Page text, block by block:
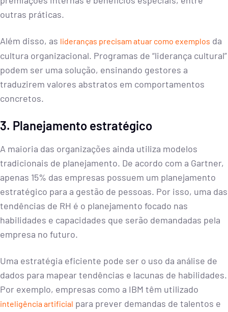
outras práticas.
Além disso, as lideranças precisam atuar como exemplos da
cultura organizacional. Programas de “liderança cultural”
podem ser uma solução, ensinando gestores a
traduzirem valores abstratos em comportamentos
concretos.
3. Planejamento estratégico
A maioria das organizações ainda utiliza modelos
tradicionais de planejamento. De acordo com a Gartner,
apenas 15% das empresas possuem um planejamento
estratégico para a gestão de pessoas. Por isso, uma das
tendências de RH é o planejamento focado nas
habilidades e capacidades que serão demandadas pela
empresa no futuro.
Uma estratégia eficiente pode ser o uso da análise de
dados para mapear tendências e lacunas de habilidades.
Por exemplo, empresas como a IBM têm utilizado
inteligência artificial para prever demandas de talentos e